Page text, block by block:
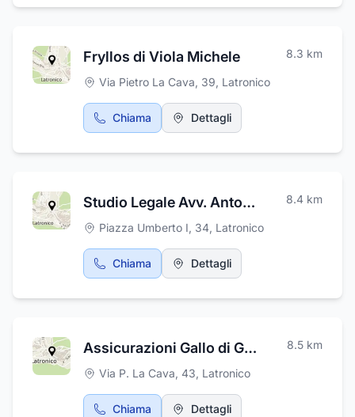
Fryllos di Viola Michele 8.3 km
Via Pietro La Cava, 39, Latronico
Chiama Dettagli
Studio Legale Avv. Antonella Mitidieri 8.4 km
Piazza Umberto I, 34, Latronico
Chiama Dettagli
Assicurazioni Gallo di Gallo Andrea 8.5 km
Via P. La Cava, 43, Latronico
Chiama Dettagli